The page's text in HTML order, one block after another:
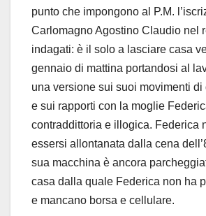
punto che impongono al P.M.
Carlomagno Agostino Claudio nel
indagati: è il solo a lasciare casa
gennaio di mattina portandosi al
una versione sui suoi movimenti
e sui rapporti con la moglie
contraddittoria e illogica. Federica
essersi allontanata dalla cena
sua macchina è ancora
casa dalla quale Federica non ha
e mancano borsa e cellulare.